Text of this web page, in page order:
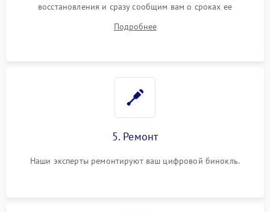
восстановления и сразу сообщим вам о сроках ее
Подробнее
5. Ремонт
Наши эксперты ремонтируют ваш цифровой бинокль.